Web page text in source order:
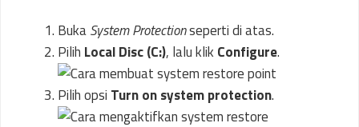
BukaSystem Protectionseperti di atas.
Pilih Local Disc (C:), lalu klik Configure.
Pilih opsi Turn on system protection.